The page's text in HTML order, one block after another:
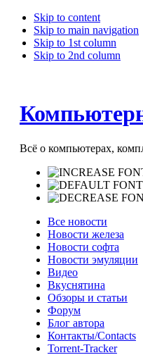
Skip to content
Skip to main navigation
Skip to 1st column
Skip to 2nd column
Всё о компьютерах,
Все новости
Новости железа
Новости софта
Новости эмуляции
Видео
Вкуснятина
Обзоры и статьи
Форум
Блог автора
Контакты/Contacts
Torrent-Tracker